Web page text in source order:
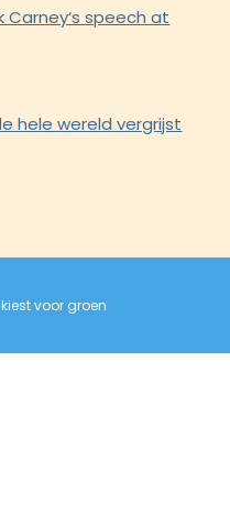
Carney‘s speech at
hele wereld vergrijst
voor groen